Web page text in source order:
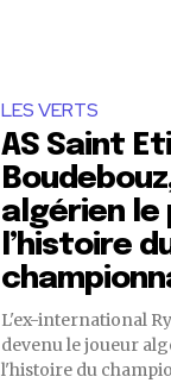
LES VERTS
AS Saint
algérien le
l’histoire
L'ex-international
devenu le joueur
l'histoire du